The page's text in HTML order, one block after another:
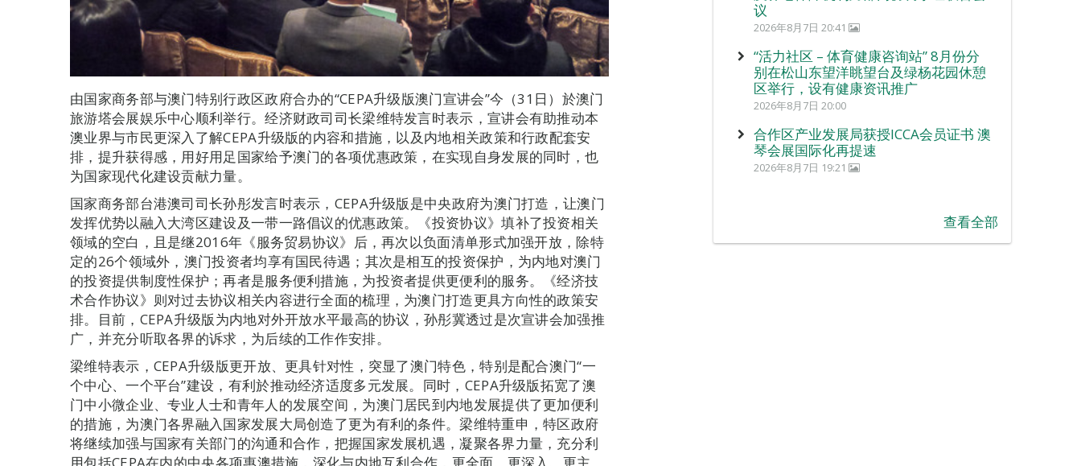
由国家商务部与澳门特别行政区政府合办的“CEPA升级版澳门宣讲会”今（31日）於澳门
旅游塔会展娱乐中心顺利举行。经济财政司司长梁维特发言时表示，宣讲会有助推动本
澳业界与市民更深入了解CEPA升级版的内容和措施，以及内地相关政策和行政配套安
排，提升获得感，用好用足国家给予澳门的各项优惠政策，在实现自身发展的同时，也
为国家现代化建设贡献力量。
国家商务部台港澳司司长孙彤发言时表示，CEPA升级版是中央政府为澳门打造，让澳门
发挥优势以融入大湾区建设及一带一路倡议的优惠政策。《投资协议》填补了投资相关
领域的空白，且是继2016年《服务贸易协议》后，再次以负面清单形式加强开放，除特
定的26个领域外，澳门投资者均享有国民待遇；其次是相互的投资保护，为内地对澳门
的投资提供制度性保护；再者是服务便利措施，为投资者提供更便利的服务。《经济技
术合作协议》则对过去协议相关内容进行全面的梳理，为澳门打造更具方向性的政策安
排。目前，CEPA升级版为内地对外开放水平最高的协议，孙彤冀透过是次宣讲会加强推
广，并充分听取各界的诉求，为后续的工作作安排。
梁维特表示，CEPA升级版更开放、更具针对性，突显了澳门特色，特别是配合澳门“一
个中心、一个平台”建设，有利於推动经济适度多元发展。同时，CEPA升级版拓宽了澳
门中小微企业、专业人士和青年人的发展空间，为澳门居民到内地发展提供了更加便利
的措施，为澳门各界融入国家发展大局创造了更为有利的条件。梁维特重申，特区政府
将继续加强与国家有关部门的沟通和合作，把握国家发展机遇，凝聚各界力量，充分利
用包括CEPA在内的中央各项惠澳措施，深化与内地互利合作，更全面、更深入、更主
议
2026年8月7日 20:41
“活力社区 – 体育健康咨询站” 8月份分
别在松山东望洋眺望台及绿杨花园休憩
区举行，设有健康资讯推广
2026年8月7日 20:00
合作区产业发展局获授ICCA会员证书 澳
琴会展国际化再提速
2026年8月7日 19:21
查看全部